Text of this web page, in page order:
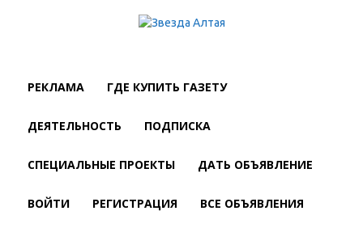
РЕКЛАМА ГДЕ КУПИТЬ ГАЗЕТУ
ДЕЯТЕЛЬНОСТЬ ПОДПИСКА
СПЕЦИАЛЬНЫЕ ПРОЕКТЫ ДАТЬ ОБЪЯВЛЕНИЕ
ВОЙТИ РЕГИСТРАЦИЯ ВСЕ ОБЪЯВЛЕНИЯ